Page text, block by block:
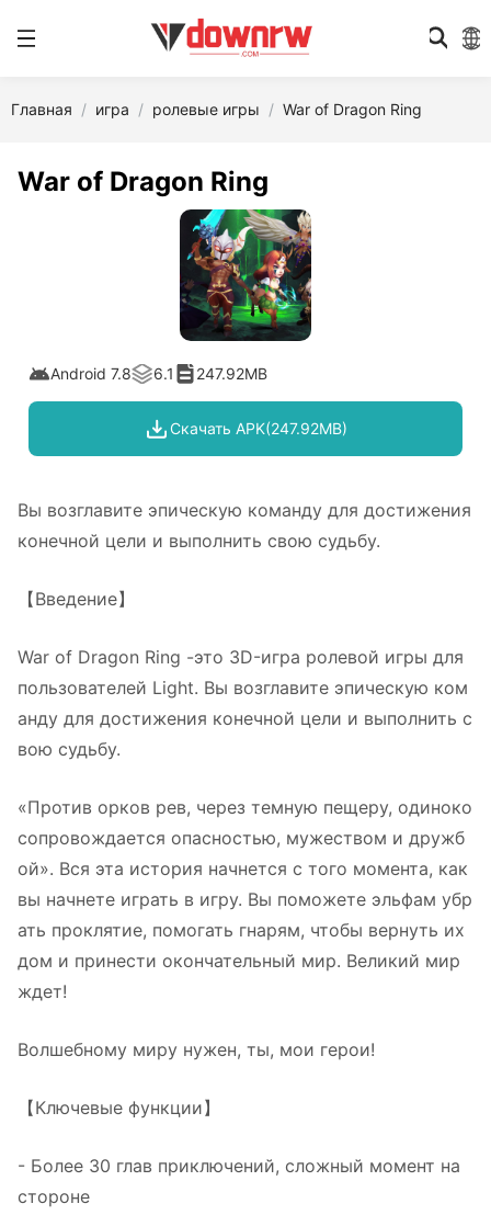
Главная игра ролевые игры War of Dragon Ring
War of Dragon Ring
Android 7.8 6.1 247.92MB
Скачать APK(247.92MB)
Вы возглавите эпическую команду для достижения
конечной цели и выполнить свою судьбу.
【Введение】
War of Dragon Ring -это 3D-игра ролевой игры для
пользователей Light. Вы возглавите эпическую ком
анду для достижения конечной цели и выполнить с
вою судьбу.
«Против орков рев, через темную пещеру, одиноко
сопровождается опасностью, мужеством и дружб
ой». Вся эта история начнется с того момента, как
вы начнете играть в игру. Вы поможете эльфам убр
ать проклятие, помогать гнарям, чтобы вернуть их
дом и принести окончательный мир. Великий мир
ждет!
Волшебному миру нужен, ты, мои герои!
【Ключевые функции】
- Более 30 глав приключений, сложный момент на
стороне